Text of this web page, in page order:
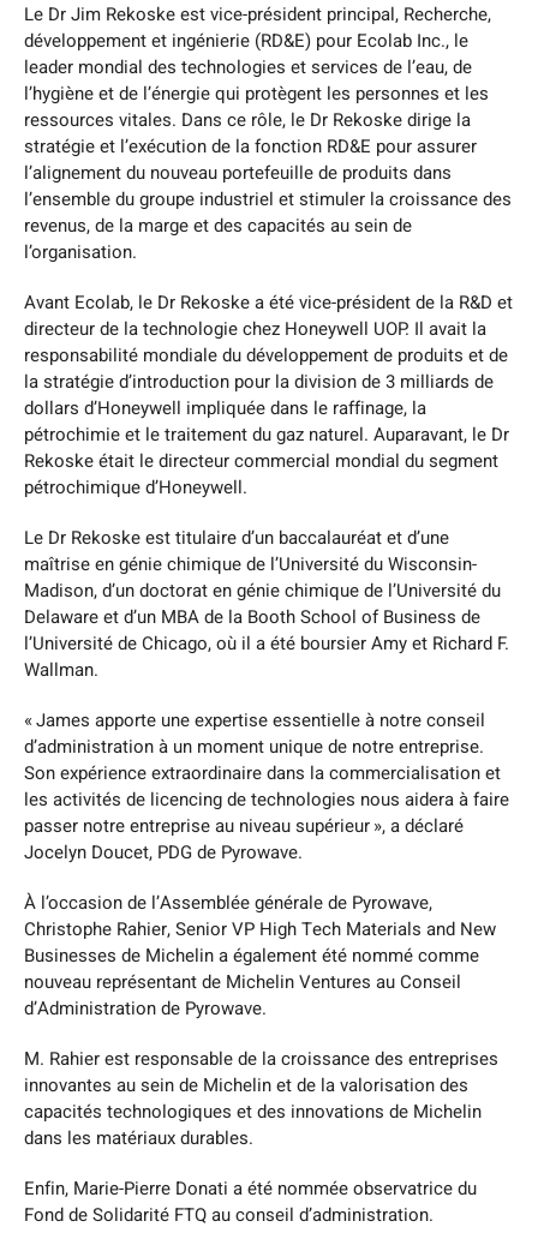
Le Dr Jim Rekoske est vice-président principal, Recherche,
développement et ingénierie (RD&E) pour Ecolab Inc., le
leader mondial des technologies et services de l’eau, de
l’hygiène et de l’énergie qui protègent les personnes et les
ressources vitales. Dans ce rôle, le Dr Rekoske dirige la
stratégie et l’exécution de la fonction RD&E pour assurer
l’alignement du nouveau portefeuille de produits dans
l’ensemble du groupe industriel et stimuler la croissance des
revenus, de la marge et des capacités au sein de
l’organisation.
Avant Ecolab, le Dr Rekoske a été vice-président de la R&D et
directeur de la technologie chez Honeywell UOP. Il avait la
responsabilité mondiale du développement de produits et de
la stratégie d’introduction pour la division de 3 milliards de
dollars d’Honeywell impliquée dans le raffinage, la
pétrochimie et le traitement du gaz naturel. Auparavant, le Dr
Rekoske était le directeur commercial mondial du segment
pétrochimique d’Honeywell.
Le Dr Rekoske est titulaire d’un baccalauréat et d’une
maîtrise en génie chimique de l’Université du Wisconsin-
Madison, d’un doctorat en génie chimique de l’Université du
Delaware et d’un MBA de la Booth School of Business de
l’Université de Chicago, où il a été boursier Amy et Richard F.
Wallman.
« James apporte une expertise essentielle à notre conseil
d’administration à un moment unique de notre entreprise.
Son expérience extraordinaire dans la commercialisation et
les activités de licencing de technologies nous aidera à faire
passer notre entreprise au niveau supérieur », a déclaré
Jocelyn Doucet, PDG de Pyrowave.
À l’occasion de l’Assemblée générale de Pyrowave,
Christophe Rahier, Senior VP High Tech Materials and New
Businesses de Michelin a également été nommé comme
nouveau représentant de Michelin Ventures au Conseil
d’Administration de Pyrowave.
M. Rahier est responsable de la croissance des entreprises
innovantes au sein de Michelin et de la valorisation des
capacités technologiques et des innovations de Michelin
dans les matériaux durables.
Enfin, Marie-Pierre Donati a été nommée observatrice du
Fond de Solidarité FTQ au conseil d’administration.